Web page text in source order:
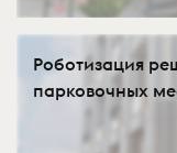
Роботизация
парковочных